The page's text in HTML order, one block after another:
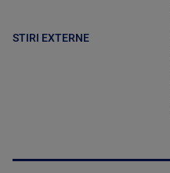
STIRI EXTERNE